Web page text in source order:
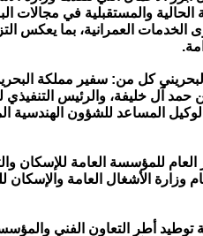
والمستقبلية في مجالات
الخدمات العمرانية، بما يعكس
كل من: سفير مملكة البحرين
حمد آل خليفة، والرئيس التنفيذي
المساعد للشؤون الهندسية
العام للمؤسسة العامة للإسكان
وزارة الأشغال العامة والإسكان
توطيد أطر التعاون الفني